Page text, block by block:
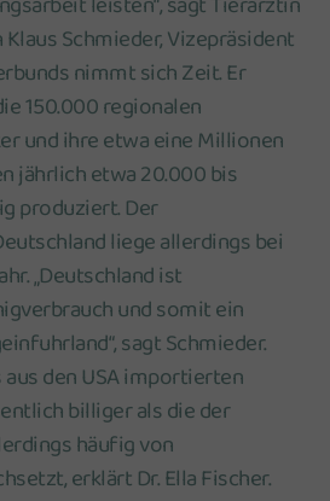
Klaus Schmieder, Vizepräsident
nimmt sich Zeit. Er
150.000 regionalen
und ihre etwa eine Millionen
jährlich etwa 20.000 bis
produziert. Der
liege allerdings bei
„Deutschland ist
und somit ein
sagt Schmieder.
den USA importierten
billiger als die der
häufig von
erklärt Dr. Ella Fischer.